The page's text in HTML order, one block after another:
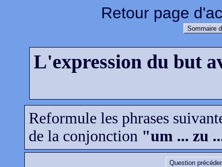
Retour page
Sommaire
L'expression du but
Reformule les phrases
de la conjonction "um ... zu
Question